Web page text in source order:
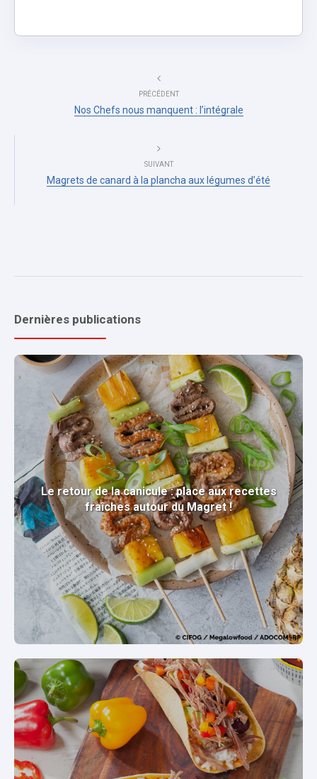
PRÉCÉDENT
Nos Chefs nous manquent : l’intégrale
SUIVANT
Magrets de canard à la plancha aux légumes d’été
Dernières publications
Le retour de la canicule : place aux recettes
fraîches autour du Magret !